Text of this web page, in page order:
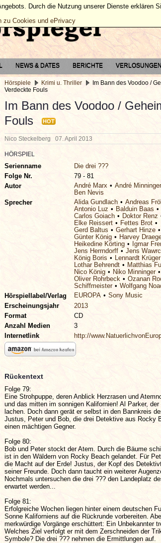
NEWS & DATES BERICHTE VERLOSUNGEN
Hörspiele Krimi u. Thriller
Im Bann des Voodoo /
Verdeckte Fouls
Im Bann des Voodoo /
Fouls
HOT
Nico Steckelberg 07. April 2013
HÖRSPIEL
Serienname
Die drei ???
Folge Nr.
79 - 81
Autor
André Marx
André Minninger
Ben Nevis
Sprecher
Alida Gundlach
Andreas
Antonio Luz
Balduin Baas
Carlos Goiach
Doktor Renz
Elke Reissert
Fettes Brot
Gerd Baltus
Gerhart Hinze
Günter König
Harvey
Heikedine Körting
Igmar
Jens Herrndorff
Jens
König Boris
Lennardt Krüger
Lothar Behrendt
Matthias
Nico König
Niko Minninger
Oliver Rohrbeck
Ozanan
Schiffmeister
Wolfgang
Hörspiellabel/Verlag
EUROPA
Sony Music
Erscheinungsjahr
2013
Format
CD
Anzahl Medien
3
Internetlink
http://
Rückentext
Folge 79:
Eine Strohpuppe, deren Anblick Herzrasen und
und das mitten im sonnigen Kalifornien! Al Parker,
lachen. Doch dann gerät er selbst in den Bannkreis
Justus, Peter und Bob, die drei Detektive aus Rocky
einen mächtigen Gegner.
Folge 80:
Bob und Peter stockt der Atem. Durch die Bäume
ist in den Wäldern von Rocky Beach gelandet. Für
die Macht auf der Erde! Justus, der Kopf des
seiner Freunde. Doch dann taucht ein weiterer
Nochmals untersuchen die drei ??? den Landeplatz
erwartet werden...
Folge 81:
Erfolgreiche Wochen liegen hinter einem deutschen
Sonne Kaliforniens auf die Rückrunde vorbereiten.
merkwürdige Vorgänge erschüttert: Ein Unbekannter
Welches Ziel verfolgt er mit dem Zerschneiden der
Symbole? Die drei ??? nehmen die Ermittlungen auf.
Durch die Nutzung unserer Dienste
zu Cookies und ePrivacy